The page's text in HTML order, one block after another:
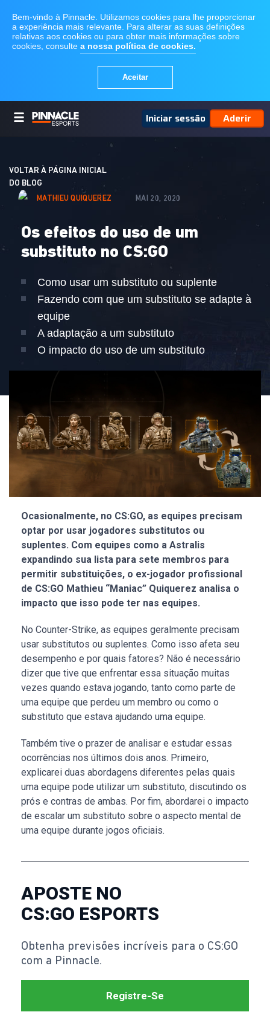
Iniciar sessão Aderir
VOLTAR À PÁGINA INICIAL
DO BLOG
MATHIEU QUIQUEREZ MAI 20, 2020
Os efeitos do uso de um
substituto no CS:GO
Como usar um substituto ou suplente
Fazendo com que um substituto se adapte à
equipe
A adaptação a um substituto
O impacto do uso de um substituto
Ocasionalmente, no CS:GO, as equipes precisam
optar por usar jogadores substitutos ou
suplentes. Com equipes como a Astralis
expandindo sua lista para sete membros para
permitir substituições, o ex-jogador profissional
de CS:GO Mathieu “Maniac” Quiquerez analisa o
impacto que isso pode ter nas equipes.
No Counter-Strike, as equipes geralmente precisam
usar substitutos ou suplentes. Como isso afeta seu
desempenho e por quais fatores? Não é necessário
dizer que tive que enfrentar essa situação muitas
vezes quando estava jogando, tanto como parte de
uma equipe que perdeu um membro ou como o
substituto que estava ajudando uma equipe.
Também tive o prazer de analisar e estudar essas
ocorrências nos últimos dois anos. Primeiro,
explicarei duas abordagens diferentes pelas quais
uma equipe pode utilizar um substituto, discutindo os
prós e contras de ambas. Por fim, abordarei o impacto
de escalar um substituto sobre o aspecto mental de
uma equipe durante jogos oficiais.
APOSTE NO
CS:GO ESPORTS
Obtenha previsões incríveis para o CS:GO
com a Pinnacle.
Registre-Se